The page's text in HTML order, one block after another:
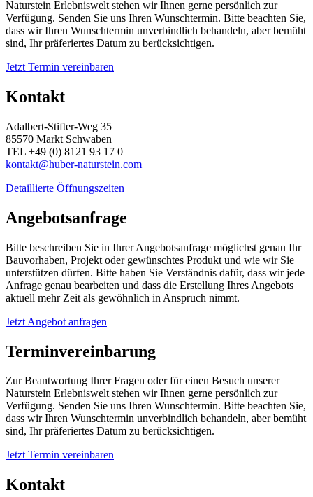
Naturstein Erlebniswelt stehen wir Ihnen gerne persönlich zur
Verfügung. Senden Sie uns Ihren Wunschtermin. Bitte beachten Sie,
dass wir Ihren Wunschtermin unverbindlich behandeln, aber bemüht
sind, Ihr präferiertes Datum zu berücksichtigen.
Jetzt Termin vereinbaren
Kontakt
Adalbert-Stifter-Weg 35
85570 Markt Schwaben
TEL +49 (0) 8121 93 17 0
kontakt@huber-naturstein.com
Detaillierte Öffnungszeiten
Angebotsanfrage
Bitte beschreiben Sie in Ihrer Angebotsanfrage möglichst genau Ihr
Bauvorhaben, Projekt oder gewünschtes Produkt und wie wir Sie
unterstützen dürfen. Bitte haben Sie Verständnis dafür, dass wir jede
Anfrage genau bearbeiten und dass die Erstellung Ihres Angebots
aktuell mehr Zeit als gewöhnlich in Anspruch nimmt.
Jetzt Angebot anfragen
Terminvereinbarung
Zur Beantwortung Ihrer Fragen oder für einen Besuch unserer
Naturstein Erlebniswelt stehen wir Ihnen gerne persönlich zur
Verfügung. Senden Sie uns Ihren Wunschtermin. Bitte beachten Sie,
dass wir Ihren Wunschtermin unverbindlich behandeln, aber bemüht
sind, Ihr präferiertes Datum zu berücksichtigen.
Jetzt Termin vereinbaren
Kontakt